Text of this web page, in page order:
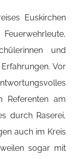
Euskirchen
und
Vor
Referenten am
durch Raserei,
auch im Kreis
sogar mit